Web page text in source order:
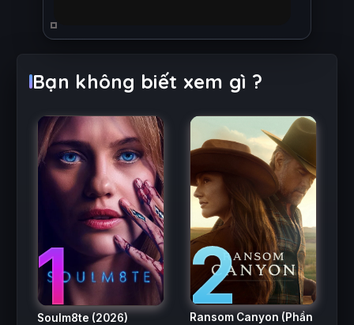
Bạn không biết xem gì ?
1
Soulm8te (2026) 2
Ransom Canyon (Phần